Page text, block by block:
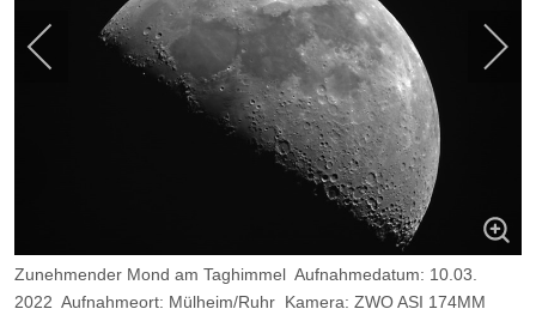
Zunehmender Mond am Taghimmel Aufnahmedatum: 10.03.
2022 Aufnahmeort: Mülheim/Ruhr Kamera: ZWO ASI 174MM